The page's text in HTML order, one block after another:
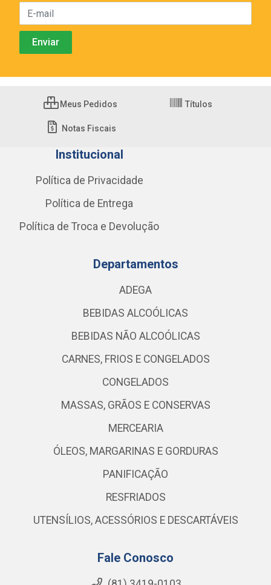
Meus Pedidos Títulos
Notas Fiscais
Institucional
Política de Privacidade
Política de Entrega
Política de Troca e Devolução
Departamentos
ADEGA
BEBIDAS ALCOÓLICAS
BEBIDAS NÃO ALCOÓLICAS
CARNES, FRIOS E CONGELADOS
CONGELADOS
MASSAS, GRÃOS E CONSERVAS
MERCEARIA
ÓLEOS, MARGARINAS E GORDURAS
PANIFICAÇÃO
RESFRIADOS
UTENSÍLIOS, ACESSÓRIOS E DESCARTÁVEIS
Fale Conosco